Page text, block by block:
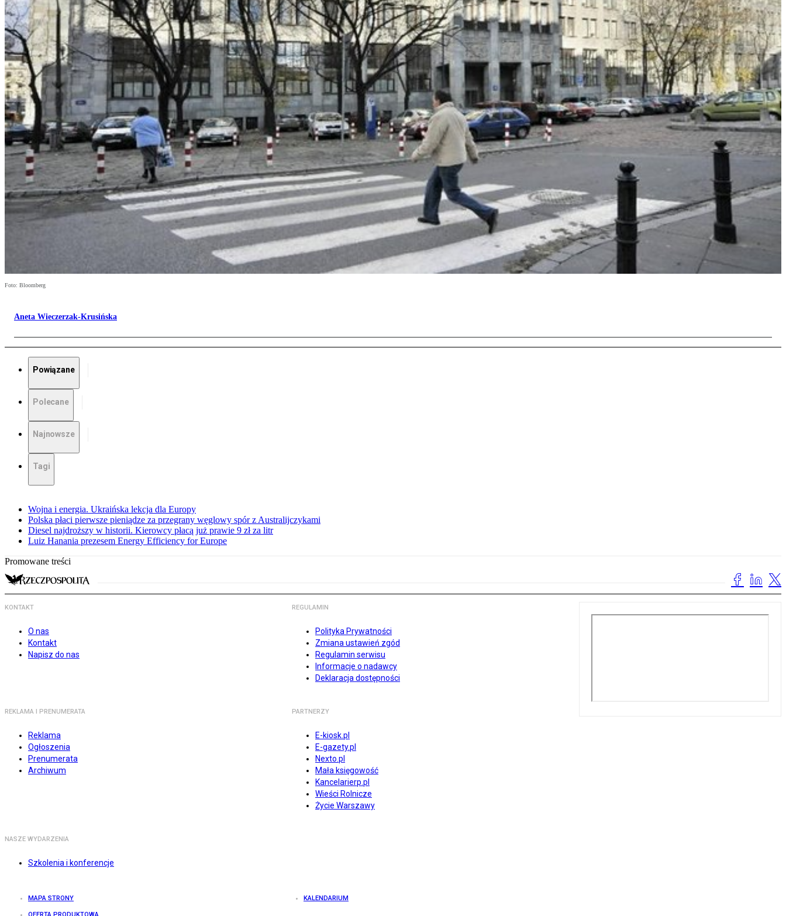
Foto: Bloomberg
Aneta Wieczerzak-Krusińska
Powiązane
Polecane
Najnowsze
Tagi
Wojna i energia. Ukraińska lekcja dla Europy
Polska płaci pierwsze pieniądze za przegrany węglowy spór z Australijczykami
Diesel najdroższy w historii. Kierowcy płacą już prawie 9 zł za litr
Luiz Hanania prezesem Energy Efficiency for Europe
Promowane treści
KONTAKT
O nas
Kontakt
Napisz do nas
REGULAMIN
Polityka Prywatności
Zmiana ustawień zgód
Regulamin serwisu
Informacje o nadawcy
Deklaracja dostępności
REKLAMA I PRENUMERATA
Reklama
Ogłoszenia
Prenumerata
Archiwum
PARTNERZY
E-kiosk.pl
E-gazety.pl
Nexto.pl
Mała księgowość
Kancelarierp.pl
Wieści Rolnicze
Życie Warszawy
NASZE WYDARZENIA
Szkolenia i konferencje
MAPA STRONY KALENDARIUM